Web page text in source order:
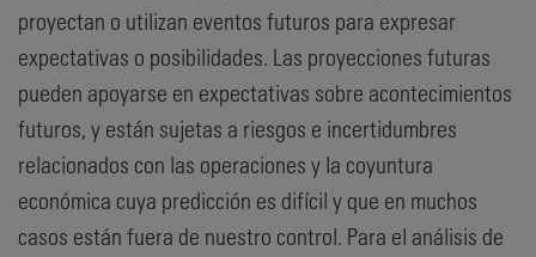
proyectan o utilizan eventos futuros para expresar
expectativas o posibilidades. Las proyecciones futuras
pueden apoyarse en expectativas sobre acontecimientos
futuros, y están sujetas a riesgos e incertidumbres
relacionados con las operaciones y la coyuntura
económica cuya predicción es difícil y que en muchos
casos están fuera de nuestro control. Para el análisis de